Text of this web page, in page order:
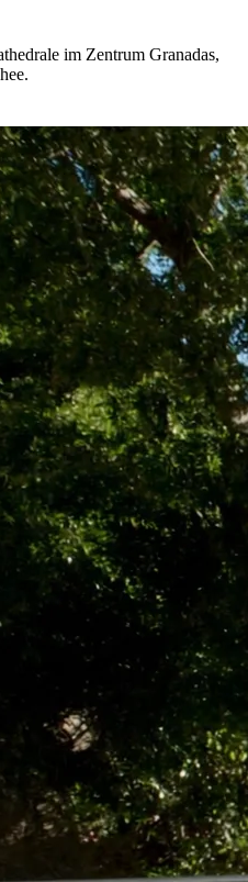
im Zentrum Granadas,